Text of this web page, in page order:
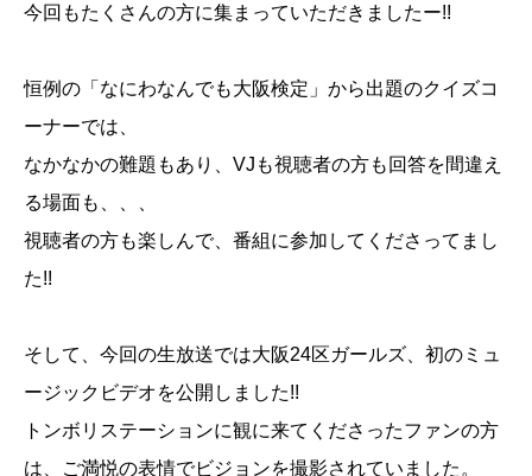
今回もたくさんの方に集まっていただきましたー!!
恒例の「なにわなんでも大阪検定」から出題のクイズコ
ーナーでは、
なかなかの難題もあり、VJも視聴者の方も回答を間違え
る場面も、、、
視聴者の方も楽しんで、番組に参加してくださってまし
た!!
そして、今回の生放送では大阪24区ガールズ、初のミュ
ージックビデオを公開しました!!
トンボリステーションに観に来てくださったファンの方
は、ご満悦の表情でビジョンを撮影されていました。